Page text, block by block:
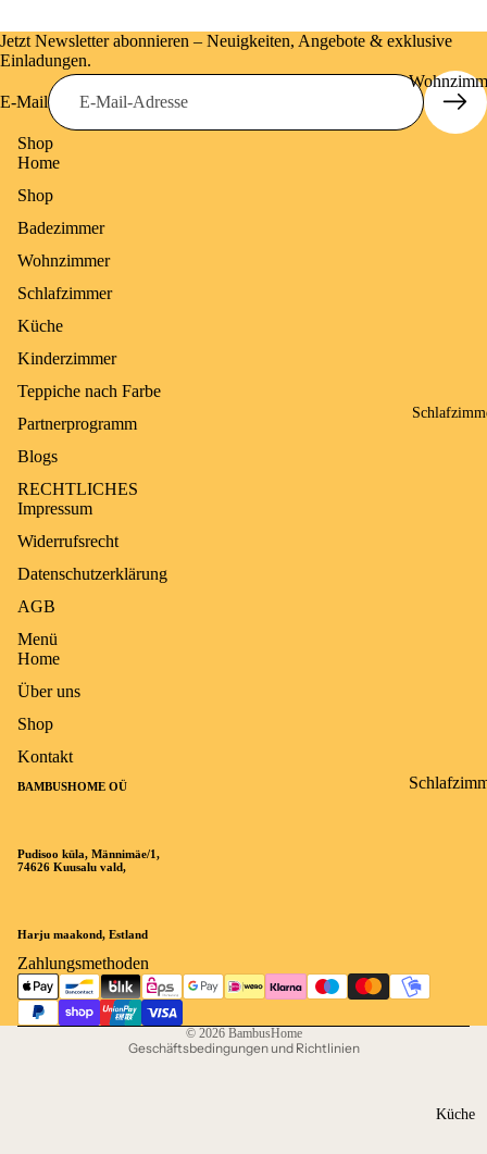
-Teppiche
Kissen
Küche
Jetzt Newsletter abonnieren – Neuigkeiten, Angebote & exklusive
Einladungen.
E-Mail
Shop
Home
Shop
Badezimmer
Wohnzimmer
Schlafzimmer
Küche
Kinderzimmer
Teppiche nach Farbe
Partnerprogramm
Blogs
RECHTLICHES
Impressum
Widerrufsrecht
Datenschutzerklärung
AGB
Menü
Home
Über uns
Shop
Kontakt
BAMBUSHOME OÜ
Pudisoo küla, Männimäe/1,
74626 Kuusalu vald,
Harju maakond, Estland
Zahlungsmethoden
© 2026 BambusHome
Geschäftsbedingungen und Richtlinien
Widerrufsrecht
Impressum
Kontaktinformationen